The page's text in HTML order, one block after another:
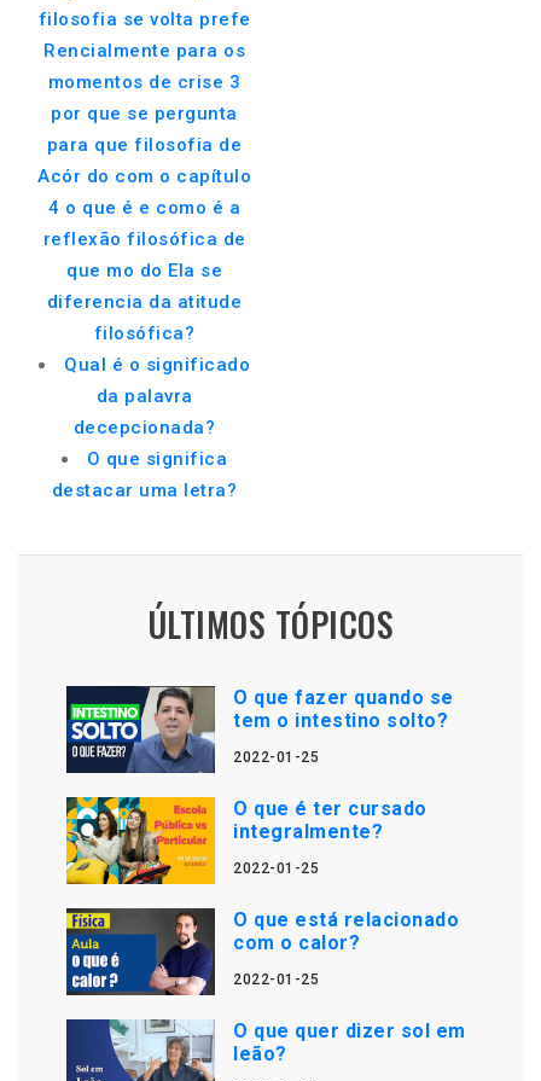
filosofia se volta prefe
Rencialmente para os
momentos de crise 3
por que se pergunta
para que filosofia de
Acór do com o capítulo
4 o que é e como é a
reflexão filosófica de
que mo do Ela se
diferencia da atitude
filosófica?
Qual é o significado
da palavra
decepcionada?
O que significa
destacar uma letra?
ÚLTIMOS TÓPICOS
O que fazer quando se
tem o intestino solto?
2022-01-25
O que é ter cursado
integralmente?
2022-01-25
O que está relacionado
com o calor?
2022-01-25
O que quer dizer sol em
leão?